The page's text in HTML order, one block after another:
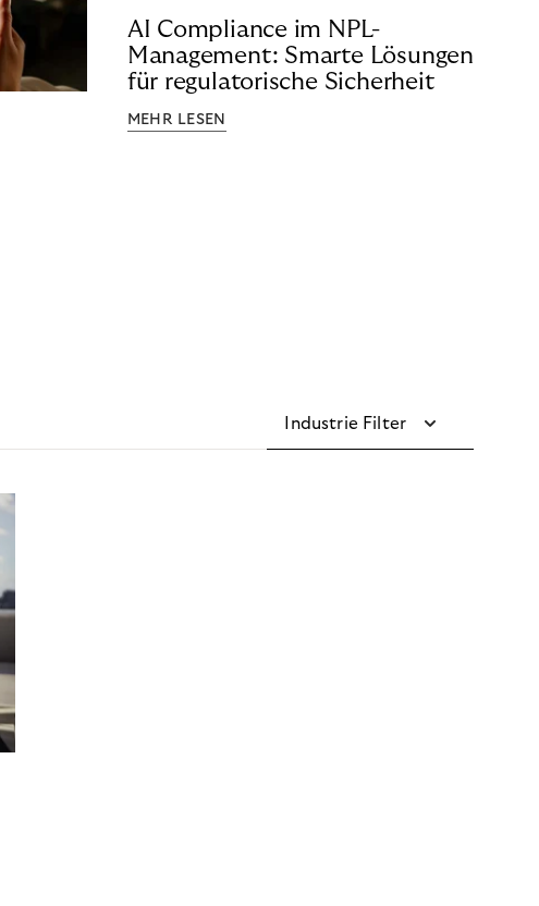
AI Compliance im NPL-
Management: Smarte Lösungen
für regulatorische Sicherheit
MEHR LESEN
Industrie Filter